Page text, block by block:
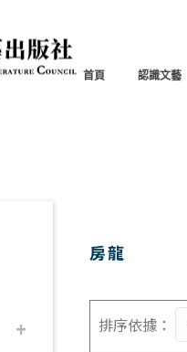
首頁 認識文藝
房龍